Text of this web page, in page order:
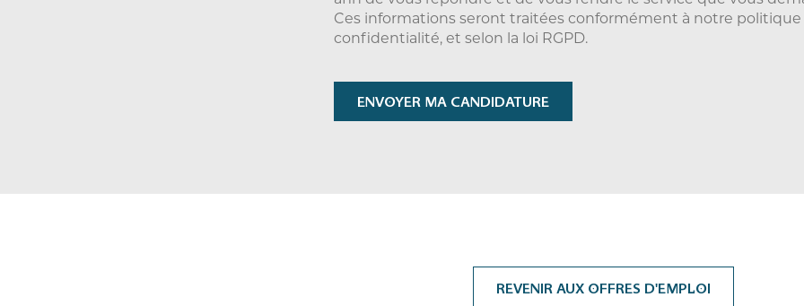
Ces informations seront traitées conformément à notre politique
confidentialité, et selon la loi RGPD.
REVENIR AUX OFFRES D'EMPLOI